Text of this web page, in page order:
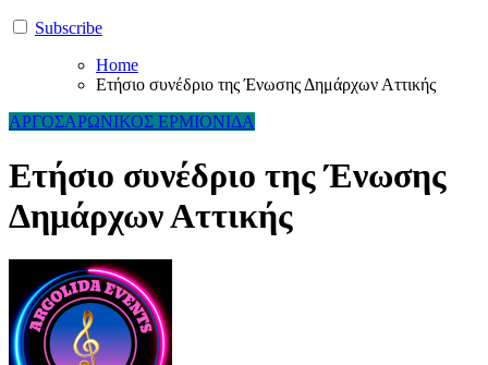
Subscribe
Home
Eτήσιο συνέδριο της Ένωσης Δημάρχων Αττικής
ΑΡΓΟΣΑΡΩΝΙΚΟΣ ΕΡΜΙΟΝΙΔΑ
Eτήσιο συνέδριο της Ένωσης
Δημάρχων Αττικής